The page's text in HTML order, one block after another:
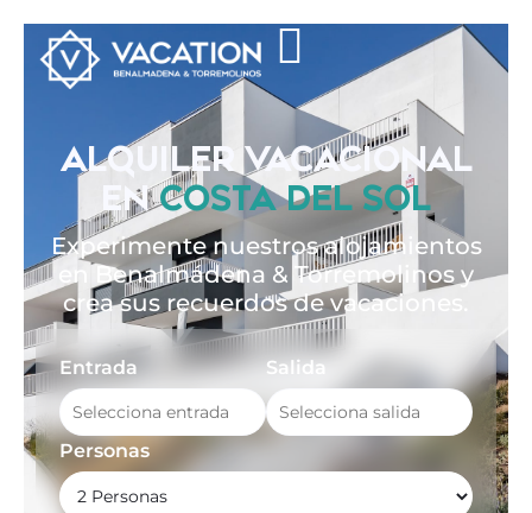
ALQUILER VACACIONAL
ENCOSTA DEL SOL
Experimente nuestros alojamientos
en Benalmádena & Torremolinos y
crea sus recuerdos de vacaciones.
Entrada Salida
Personas